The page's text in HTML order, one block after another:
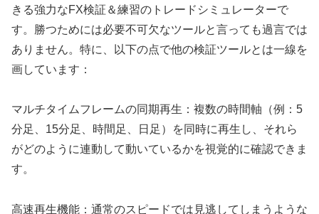
きる強力なFX検証＆練習のトレードシミュレーターで
す。勝つためには必要不可欠なツールと言っても過言では
ありません。特に、以下の点で他の検証ツールとは一線を
画しています：
マルチタイムフレームの同期再生：複数の時間軸（例：5
分足、15分足、時間足、日足）を同時に再生し、それら
がどのように連動して動いているかを視覚的に確認できま
す。
高速再生機能：通常のスピードでは見逃してしまうような